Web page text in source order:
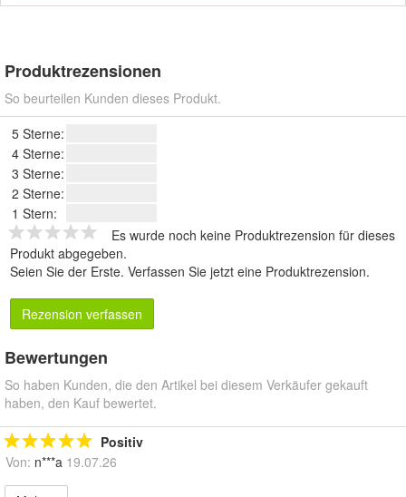
Produktrezensionen
So beurteilen Kunden dieses Produkt.
5 Sterne:
4 Sterne:
3 Sterne:
2 Sterne:
1 Stern:
Es wurde noch keine Produktrezension für dieses
Produkt abgegeben.
Seien Sie der Erste. Verfassen Sie jetzt eine Produktrezension.
Rezension verfassen
Bewertungen
So haben Kunden, die den Artikel bei diesem Verkäufer gekauft
haben, den Kauf bewertet.
Positiv
Von: n***a 19.07.26